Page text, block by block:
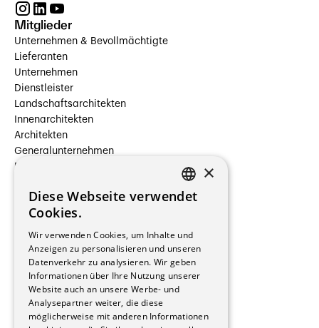
Mitglieder
Unternehmen & Bevollmächtigte
Lieferanten
Unternehmen
Dienstleister
Landschaftsarchitekten
Innenarchitekten
Architekten
Generalunternehmen
Beauftragte Unternehmen
Hersteller/Lieferanten
Bauherrschaften
Immobilienverwaltungsgesellschaften
Stockwerkeigentum
Reportagen
Wohnungen
Renovierungen
Innere Umbauten
Gastgewerbe und Tourismus
FRENCH
×
Diese Webseite verwendet
Cookies.
Wir verwenden Cookies, um Inhalte und
Anzeigen zu personalisieren und unseren
Datenverkehr zu analysieren. Wir geben
Informationen über Ihre Nutzung unserer
Website auch an unsere Werbe- und
Analysepartner weiter, die diese
möglicherweise mit anderen Informationen